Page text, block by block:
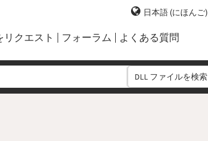
日本語 (にほんご)
リクエスト フォーラム よくある質問
DLL ファイルを検索